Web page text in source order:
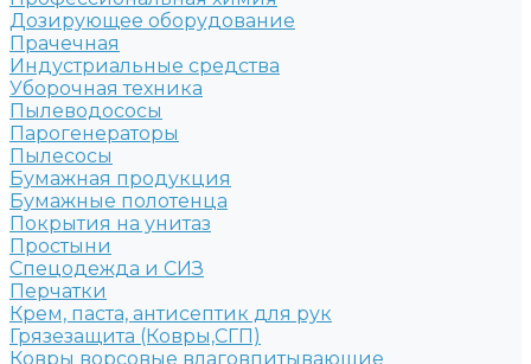
Дозирующее оборудование
Прачечная
Индустриальные средства
Уборочная техника
Пылеводососы
Парогенераторы
Пылесосы
Бумажная продукция
Бумажные полотенца
Покрытия на унитаз
Простыни
Спецодежда и СИЗ
Перчатки
Крем, паста, антисептик для рук
Грязезащита (Ковры,СГП)
Ковры ворсовые влаговпитывающие